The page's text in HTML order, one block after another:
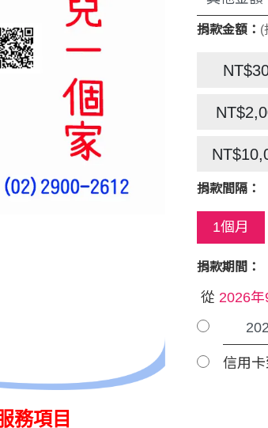
務項目
捐款金額： (
捐款間隔：
1個月
捐款期間：
從 2026年
信用卡